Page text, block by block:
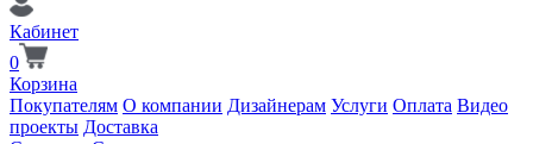
Кабинет
0
Корзина
Покупателям О компании Дизайнерам Услуги Оплата Видео
проекты Доставка